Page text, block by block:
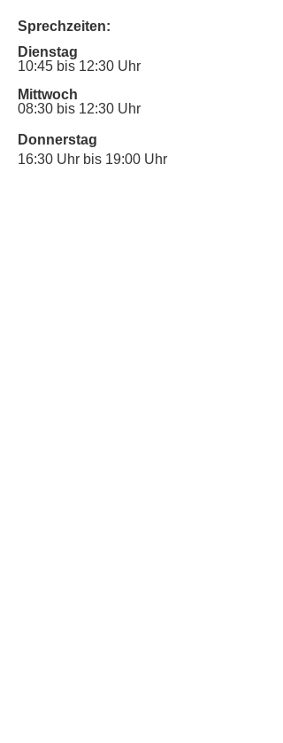
Sprechzeiten:
Dienstag
10:45 bis 12:30 Uhr
Mittwoch
08:30 bis 12:30 Uhr
Donnerstag
16:30 Uhr bis 19:00 Uhr